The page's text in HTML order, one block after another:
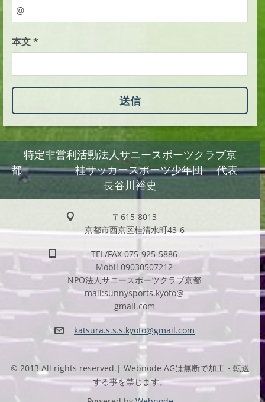
本文 *
特定非営利活動法人サニースポーツクラブ京
都 桂サッカースポーツ少年団 代表
長谷川裕史
〒615-8013
京都市西京区桂清水町43-6
TEL/FAX 075-925-5886
Mobil 09030507212
NPO法人サニースポーツクラブ京都
mail:sunnysports.kyoto@
gmail.com
katsura.s.s.s.kyoto@gmail.com
© 2013 All rights reserved.| Webnode AGは無断で加工・転送
する事を禁じます。